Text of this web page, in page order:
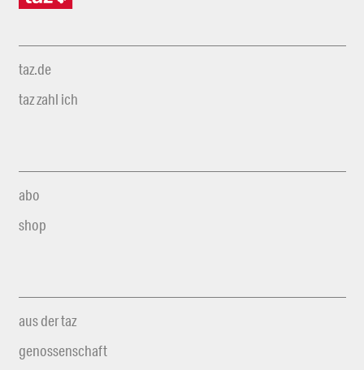
taz.de
taz zahl ich
abo
shop
aus der taz
genossenschaft